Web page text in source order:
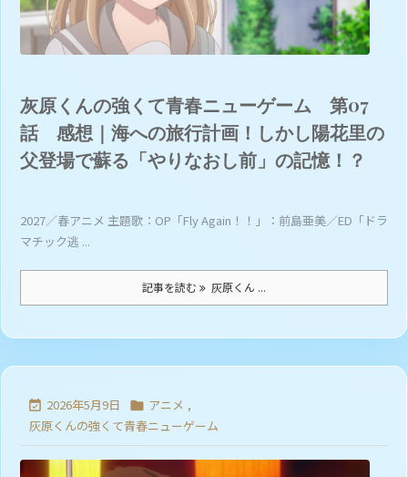
灰原くんの強くて青春ニューゲーム 第07
話 感想｜海への旅行計画！しかし陽花里の
父登場で蘇る「やりなおし前」の記憶！？
2027／春アニメ 主題歌：OP「Fly Again！！」：前島亜美／ED「ドラ
マチック逃 ...
記事を読む 灰原くん ...
 2026年5月9日  アニメ ,
灰原くんの強くて青春ニューゲーム